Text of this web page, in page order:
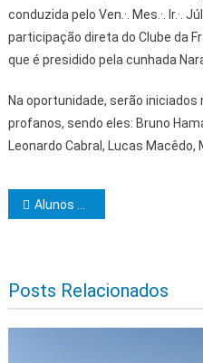
conduzida pelo Ven.·. Mes.·. Ir.·.
participação direta do Clube da
que é presidido pela cunhada
Na oportunidade, serão iniciados
profanos, sendo eles: Bruno
Leonardo Cabral, Lucas Macêdo,
Navegação de
Alunos da rede pública municipal de Ibicaraí são destaque na 13ª edição do Projeto Lápis na Mão
Posts Relacionados